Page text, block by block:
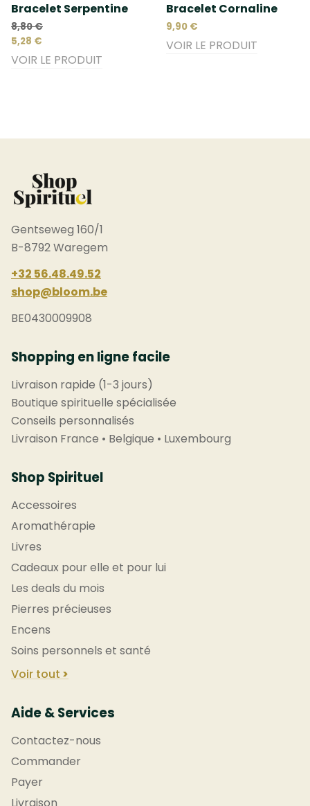
Bracelet Serpentine
8,80 €
5,28 €
VOIR LE PRODUIT
Bracelet Cornaline
9,90 €
VOIR LE PRODUIT
Gentseweg 160/1
B-8792 Waregem
+32 56.48.49.52
shop@bloom.be
BE0430009908
Shopping en ligne facile
Livraison rapide (1-3 jours)
Boutique spirituelle spécialisée
Conseils personnalisés
Livraison France • Belgique • Luxembourg
Shop Spirituel
Accessoires
Aromathérapie
Livres
Cadeaux pour elle et pour lui
Les deals du mois
Pierres précieuses
Encens
Soins personnels et santé
Voir tout
Aide & Services
Contactez-nous
Commander
Payer